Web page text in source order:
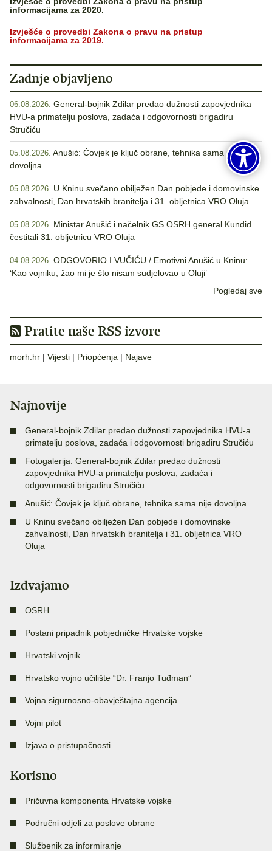
informacijama za 2020.
Izvješće o provedbi Zakona o pravu na pristup
informacijama za 2019.
Zadnje objavljeno
06.08.2026. General-bojnik Zdilar predao dužnosti zapovjednika
HVU-a primatelju poslova, zadaća i odgovornosti brigadiru
Stručiću
05.08.2026. Anušić: Čovjek je ključ obrane, tehnika sama nije
dovoljna
05.08.2026.
U Kninu svečano obilježen Dan pobjede i domovinske
zahvalnosti, Dan hrvatskih branitelja i 31. obljetnica VRO Oluja
05.08.2026.
Ministar Anušić i načelnik GS OSRH general Kundid
čestitali 31. obljetnicu VRO Oluja
04.08.2026. ODGOVORIO I VUČIĆU / Emotivni Anušić u Kninu:
‘Kao vojniku, žao mi je što nisam sudjelovao u Oluji’
Pogledaj sve
Pratite naše RSS izvore
morh.hr | Vijesti | Priopćenja | Najave
Najnovije
General-bojnik Zdilar predao dužnosti zapovjednika HVU-a
primatelju poslova, zadaća i odgovornosti brigadiru Stručiću
Fotogalerija: General-bojnik Zdilar predao dužnosti
zapovjednika HVU-a primatelju poslova, zadaća i
odgovornosti brigadiru Stručiću
Anušić: Čovjek je ključ obrane, tehnika sama nije dovoljna
U Kninu svečano obilježen Dan pobjede i domovinske
zahvalnosti, Dan hrvatskih branitelja i 31. obljetnica VRO
Oluja
Izdvajamo
OSRH
Postani pripadnik pobjedničke Hrvatske vojske
Hrvatski vojnik
Hrvatsko vojno učilište “Dr. Franjo Tuđman”
Vojna sigurnosno-obavještajna agencija
Vojni pilot
Izjava o pristupačnosti
Korisno
Pričuvna komponenta Hrvatske vojske
Područni odjeli za poslove obrane
Službenik za informiranje